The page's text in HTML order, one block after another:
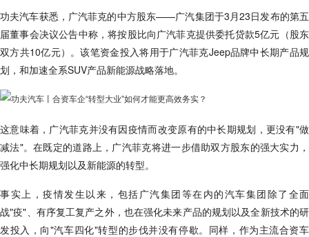
功夫汽车获悉，广汽菲克的中方股东——广汽集团于3月23日发布的第五
届董事会决议公告中称，将按股比向广汽菲克提供委托贷款5亿元（股东
双方共10亿元）。该笔资金投入将用于广汽菲克Jeep品牌中长期产品规
划，和加速全系SUV产品新能源战略落地。
这意味着，广汽菲克并没有因疫情而改变原有的中长期规划，更没有"做
减法"。在既定的道路上，广汽菲克将进一步借助双方股东的强大实力，
强化中长期规划以及新能源的转型。
事实上，疫情发生以来，包括广汽集团等在内的汽车集团除了全面
战"疫"、有序复工复产之外，也在强化未来产品的规划以及全新技术的研
发投入，向"汽车四化"转型的步伐并没有停歇。同样，作为主流合资车